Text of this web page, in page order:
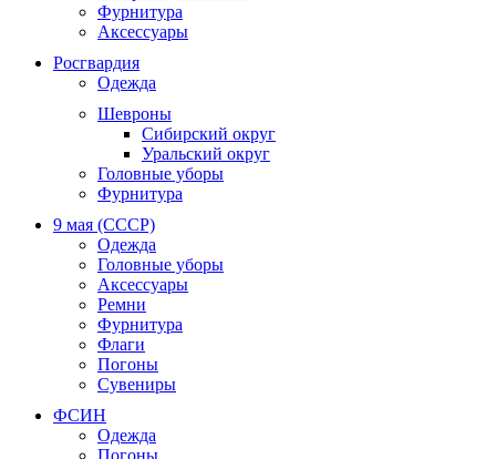
Фурнитура
Аксессуары
Росгвардия
Одежда
Шевроны
Сибирский округ
Уральский округ
Головные уборы
Фурнитура
9 мая (СССР)
Одежда
Головные уборы
Аксессуары
Ремни
Фурнитура
Флаги
Погоны
Сувениры
ФСИН
Одежда
Погоны